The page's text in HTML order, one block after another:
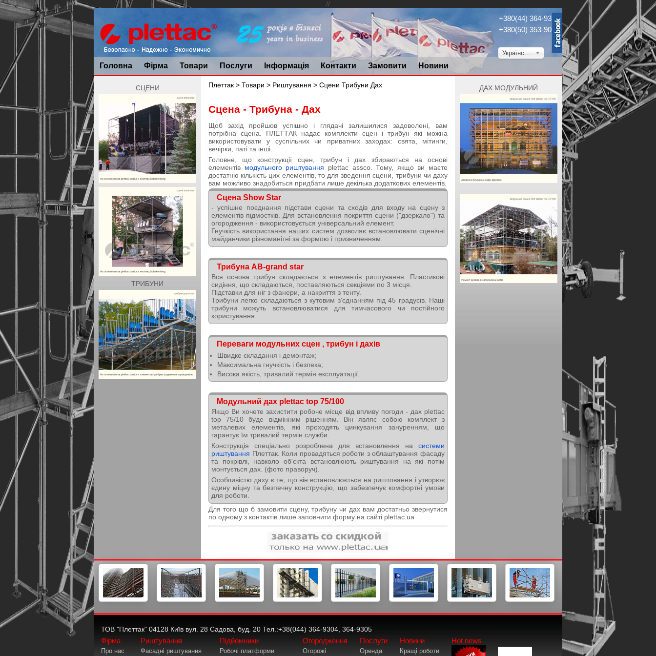
//
Українська
+380(44) 364-9304
+380(50) 353-9034
Головна Фірма Товари Послуги Інформація Контакти Замовити Новини
СЦЕНИ
ТРИБУНИ
ДАХ МОДУЛЬНИЙ
Плеттак > Товари > Риштування > Сцени Трибуни Дах
Сцена - Трибуна - Дах
Щоб захід пройшов успішно і глядачі залишилися задоволені, вам
потрібна сцена. ПЛЕТТАК надає комплекти сцен і трибун які можна
використовувати у суспільних чи приватних заходах: свята, мітинги,
вечірки, паті та інші.
Головне, що конструкції сцен, трибун і дах збираються на основі
елементів модульного риштування plettac assco. Тому, якщо ви маєте
достатню кількість цих елементів, то для зведення сцени, трибуни чи даху
вам можливо знадобиться придбати лише декілька додаткових елементів.
Сцена Show Star
- успішне поєднання підстави сцени та сходів для входу на сцену з
елементів підмостків. Для встановлення покриття сцени ("дзеркало") та
огородження - використовується універсальний елемент.
Гнучкість використання наших систем дозволяє встановлювати сценічні
майданчики різноманітні за формою і призначенням.
Трибуна AB-grand star
Вся основа трибун складається з елементів риштування. Пластикові
сидіння, що складаються, поставляються секціями по 3 місця.
Підставки для ніг з фанери, а накриття з тенту.
Трибуни легко складаються з кутовим з'єднанням під 45 градусів. Наші
трибуни можуть встановлюватися для тимчасового чи постійного
користування.
Переваги модульних сцен , трибун і дахів
Швидке складання і демонтаж;
Максимальна гнучкість і безпека;
Висока якість, тривалий термін експлуатації.
Модульний дах plettac top 75/100
Якщо Ви хочете захистити робоче місце від впливу погоди - дах plettac
top 75/10 буде відмінним рішенням. Він являє собою комплект з
металевих елементів, які проходять цинкування зануренням, що
гарантує їм тривалий термін служби.
Конструкція спеціально розроблена для встановлення на системи
риштування Плеттак. Коли провадяться роботи з облаштування фасаду
та покрівлі, навколо об'єкта встановлюють риштування на які потім
монтується дах. (фото праворуч).
Особливістю даху є те, що він встановлюється на риштовання і утворює
єдину міцну та безпечну конструкцію, що забезпечує комфортні умови
для роботи.
Для того що б замовити сцену, трибуну чи дах вам достатньо звернутися
по одному з контактів лише заповнити форму на сайті plettac.ua
ТОВ "Плеттак" 04128 Київ вул. 28 Садова, буд. 20 Тел.:+38(044) 364-9304, 364-9305
Фірма
Про нас
Риштування
Фасадні риштування
Підйомники
Робочі платформи
Огородження
Огорожі
Послуги
Оренда
Новини
Кращі роботи
Hot news